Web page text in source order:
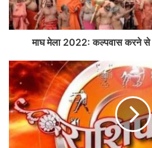
माघ मेला 2022: कल्पवास करने से